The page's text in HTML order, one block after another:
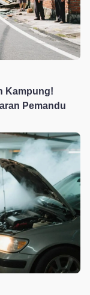
Kampung!
Pemandu